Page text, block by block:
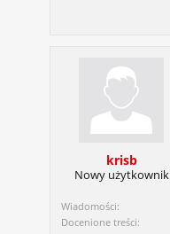
krisb
Nowy użytkownik
Wiadomości:
Docenione treści: